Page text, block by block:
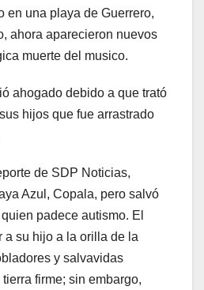
en una playa de Guerrero,
ahora aparecieron nuevos
muerte del musico.
ahogado debido a que trató
hijos que fue arrastrado
de SDP Noticias,
Azul, Copala, pero salvó
padece autismo. El
a su hijo a la orilla de la
y salvavidas
firme; sin embargo,